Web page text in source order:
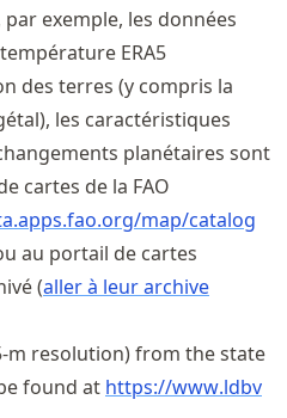
par exemple, les données
ERA5
des terres (y compris la
les caractéristiques
planétaires sont
cartes de la FAO
.apps.fao.org/map/catalog
au portail de cartes
(aller à leur archive
m resolution) from the state
found at https://www.ldbv